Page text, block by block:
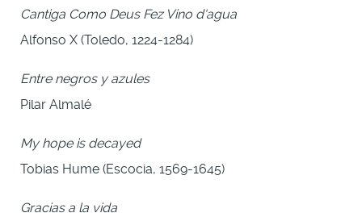
Cantiga Como Deus Fez Vino d'agua
Alfonso X (Toledo, 1224-1284)
Entre negros y azules
Pilar Almalé
My hope is decayed
Tobias Hume (Escocia, 1569-1645)
Gracias a la vida